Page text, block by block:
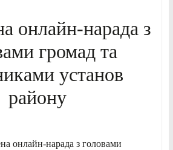
онлайн-нарада з
громад та
установ
району
онлайн-нарада з головами